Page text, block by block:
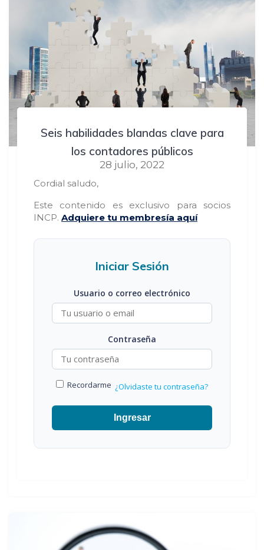
Seis habilidades blandas clave para
los contadores públicos
28 julio, 2022
Cordial saludo,
Este contenido es exclusivo para socios
INCP. Adquiere tu membresía aquí
Iniciar Sesión
Usuario o correo electrónico
Contraseña
Recordarme ¿Olvidaste tu contraseña?
Ingresar